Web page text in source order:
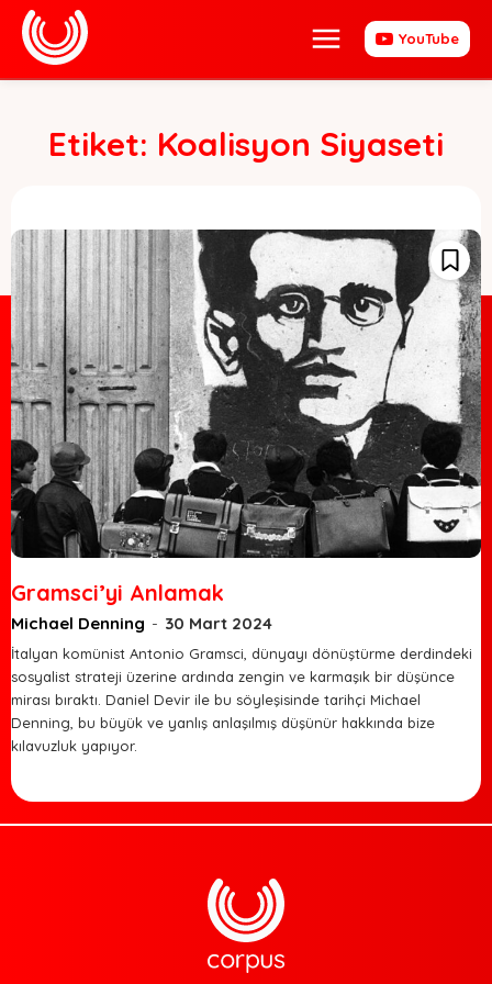
YouTube
Etiket: Koalisyon Siyaseti
Gramsci’yi Anlamak
Michael Denning - 30 Mart 2024
İtalyan komünist Antonio Gramsci, dünyayı dönüştürme derdindeki
sosyalist strateji üzerine ardında zengin ve karmaşık bir düşünce
mirası bıraktı. Daniel Devir ile bu söyleşisinde tarihçi Michael
Denning, bu büyük ve yanlış anlaşılmış düşünür hakkında bize
kılavuzluk yapıyor.